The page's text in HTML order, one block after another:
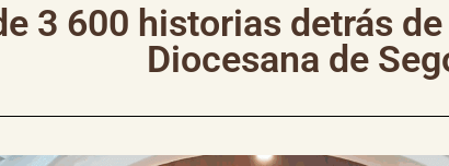
3 600 historias detrás
Diocesana de